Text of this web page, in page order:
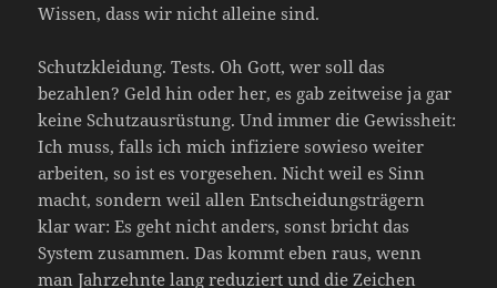
Wissen, dass wir nicht alleine sind.
Schutzkleidung. Tests. Oh Gott, wer soll das
bezahlen? Geld hin oder her, es gab zeitweise ja gar
keine Schutzausrüstung. Und immer die Gewissheit:
Ich muss, falls ich mich infiziere sowieso weiter
arbeiten, so ist es vorgesehen. Nicht weil es Sinn
macht, sondern weil allen Entscheidungsträgern
klar war: Es geht nicht anders, sonst bricht das
System zusammen. Das kommt eben raus, wenn
man Jahrzehnte lang reduziert und die Zeichen